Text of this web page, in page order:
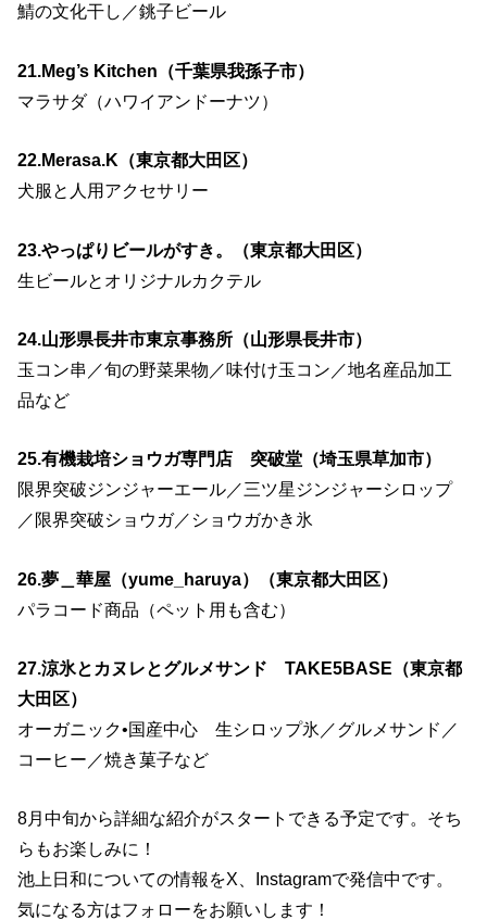
鯖の文化干し／銚子ビール
21.Meg’s Kitchen（千葉県我孫子市）
マラサダ（ハワイアンドーナツ）
22.Merasa.K（東京都大田区）
犬服と人用アクセサリー
23.やっぱりビールがすき。（東京都大田区）
生ビールとオリジナルカクテル
24.山形県長井市東京事務所（山形県長井市）
玉コン串／旬の野菜果物／味付け玉コン／地名産品加工
品など
25.有機栽培ショウガ専門店 突破堂（埼玉県草加市）
限界突破ジンジャーエール／三ツ星ジンジャーシロップ
／限界突破ショウガ／ショウガかき氷
26.夢＿華屋（yume_haruya）（東京都大田区）
パラコード商品（ペット用も含む）
27.涼氷とカヌレとグルメサンド TAKE5BASE（東京都
大田区）
オーガニック•国産中心 生シロップ氷／グルメサンド／
コーヒー／焼き菓子など
8月中旬から詳細な紹介がスタートできる予定です。そち
らもお楽しみに！
池上日和についての情報をX、Instagramで発信中です。
気になる方はフォローをお願いします！